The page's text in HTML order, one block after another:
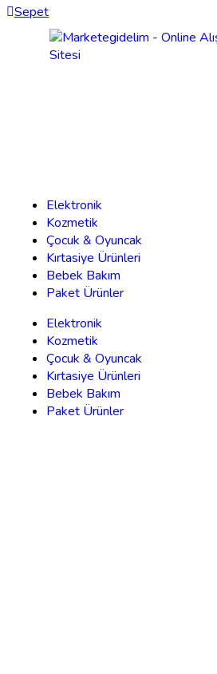
Sepet
Elektronik
Kozmetik
Çocuk & Oyuncak
Kırtasiye Ürünleri
Bebek Bakım
Paket Ürünler
Elektronik
Kozmetik
Çocuk & Oyuncak
Kırtasiye Ürünleri
Bebek Bakım
Paket Ürünler